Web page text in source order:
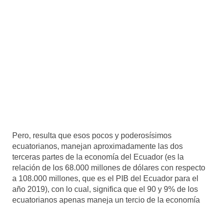
Pero, resulta que esos pocos y poderosísimos
ecuatorianos, manejan aproximadamente las dos
terceras partes de la economía del Ecuador (es la
relación de los 68.000 millones de dólares con respecto
a 108.000 millones, que es el PIB del Ecuador para el
año 2019), con lo cual, significa que el 90 y 9% de los
ecuatorianos apenas maneja un tercio de la economía